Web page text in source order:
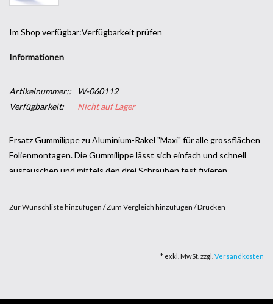
Im Shop verfügbar:Verfügbarkeit prüfen
Informationen
Artikelnummer::
W-060112
Verfügbarkeit:
Nicht auf Lager
Ersatz Gummilippe zu Aluminium-Rakel "Maxi" für alle grossflächen
Folienmontagen. Die Gummilippe lässt sich einfach und schnell
austauschen und mittels den drei Schrauben fest fixieren.
Zur Wunschliste hinzufügen /Zum Vergleich hinzufügen /Drucken
* exkl. MwSt. zzgl. Versandkosten